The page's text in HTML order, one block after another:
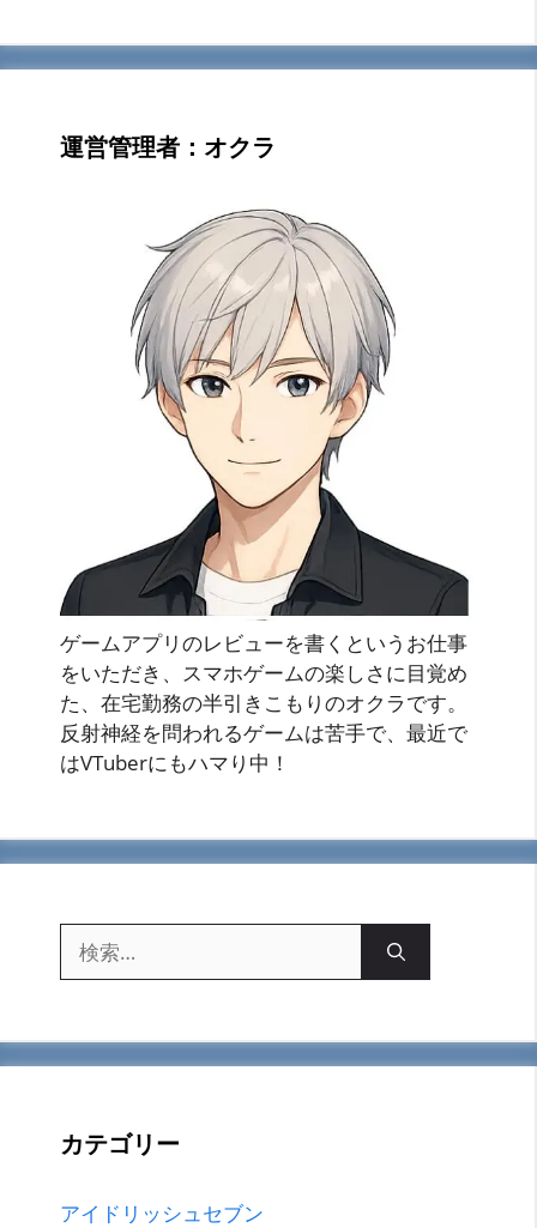
運営管理者：オクラ
ゲームアプリのレビューを書くというお仕事
をいただき、スマホゲームの楽しさに目覚め
た、在宅勤務の半引きこもりのオクラです。
反射神経を問われるゲームは苦手で、最近で
はVTuberにもハマり中！
索:
カテゴリー
アイドリッシュセブン